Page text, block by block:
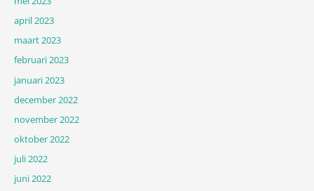
april 2023
maart 2023
februari 2023
januari 2023
december 2022
november 2022
oktober 2022
juli 2022
juni 2022